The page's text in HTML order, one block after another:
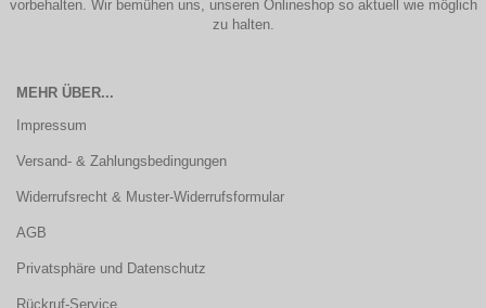
vorbehalten. Wir bemühen uns, unseren Onlineshop so aktuell wie möglich
zu halten.
MEHR ÜBER...
Impressum
Versand- & Zahlungsbedingungen
Widerrufsrecht & Muster-Widerrufsformular
AGB
Privatsphäre und Datenschutz
Rückruf-Service